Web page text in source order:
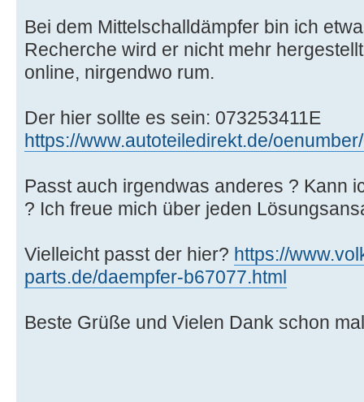
Bei dem Mittelschalldämpfer bin ich
Recherche wird er nicht mehr
online, nirgendwo rum.
Der hier sollte es sein: 073253411E
https://www.autoteiledirekt.de/
Passt auch irgendwas anderes ? Kann
? Ich freue mich über jeden
Vielleicht passt der hier? https://
parts.de/daempfer-b67077.html
Beste Grüße und Vielen Dank schon